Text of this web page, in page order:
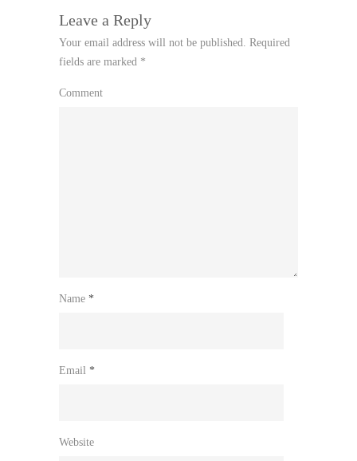
Leave a Reply
Your email address will not be published. Required
fields are marked *
Comment
Name *
Email *
Website